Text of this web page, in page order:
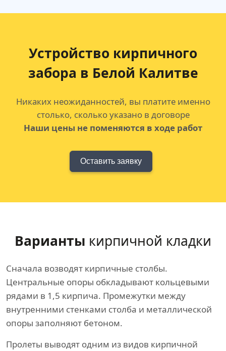
Устройство кирпичного
забора в Белой Калитве
Никаких неожиданностей, вы платите именно
столько, сколько указано в договоре
Наши цены не поменяются в ходе работ
Оставить заявку
Варианты кирпичной кладки
Сначала возводят кирпичные столбы.
Центральные опоры обкладывают кольцевыми
рядами в 1,5 кирпича. Промежутки между
внутренними стенками столба и металлической
опоры заполняют бетоном.
Пролеты выводят одним из видов кирпичной